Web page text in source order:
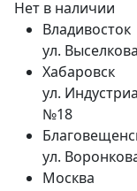
Нет в наличии
Владивосток
ул.
Хабаровск
ул.
№18
ул.
Москва